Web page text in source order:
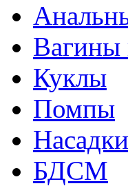
Вагины
Куклы
Помпы
БДСМ